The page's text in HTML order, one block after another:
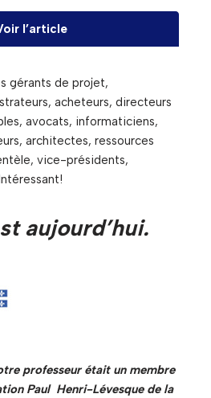
l’article
gérants de projet,
acheteurs, directeurs
avocats, informaticiens,
architectes, ressources
vice-présidents,
aujourd’hui.
professeur était un membre
Paul Henri-Lévesque de la